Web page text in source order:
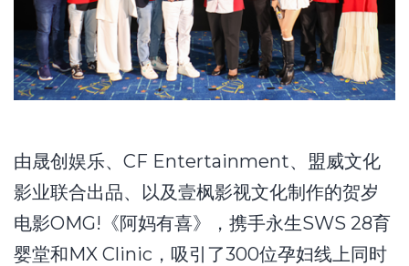
由晟创娱乐、CF Entertainment、盟威文化
影业联合出品、以及壹枫影视文化制作的贺岁
电影OMG!《阿妈有喜》，携手永生SWS 28育
婴堂和MX Clinic，吸引了300位孕妇线上同时